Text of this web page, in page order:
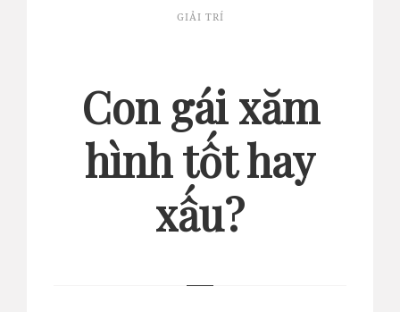
GIẢI TRÍ
Con gái xăm
hình tốt hay
xấu?